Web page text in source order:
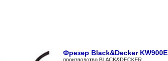
Фрезер Black&Decker KW900E
производство BLACK&DECKER